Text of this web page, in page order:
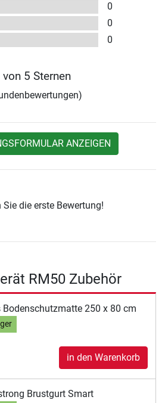
0
0
0
von 5 Sternen
ANZEIGEN
Sie die erste Bewertung!
RM50 Zubehör
Bodenschutzmatte 250 x 80 cm
in den Warenkorb
Brustgurt Smart